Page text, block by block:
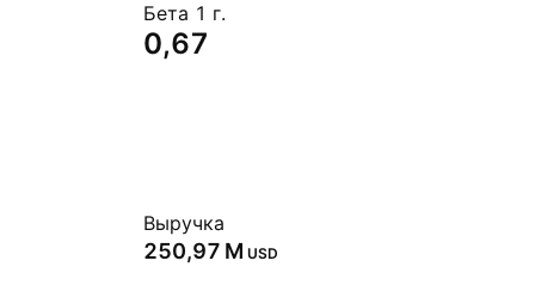
Бета 1 г.
0,67
Выручка
‪250,97 M‬ USD